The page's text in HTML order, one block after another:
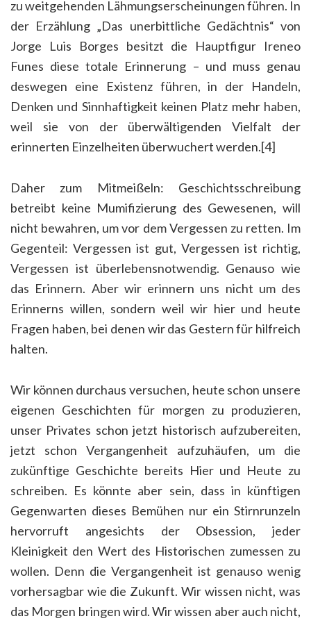
zu weitgehenden Lähmungserscheinungen führen. In
der Erzählung „Das unerbittliche Gedächtnis“ von
Jorge Luis Borges besitzt die Hauptfigur Ireneo
Funes diese totale Erinnerung – und muss genau
deswegen eine Existenz führen, in der Handeln,
Denken und Sinnhaftigkeit keinen Platz mehr haben,
weil sie von der überwältigenden Vielfalt der
erinnerten Einzelheiten überwuchert werden.[4]
Daher zum Mitmeißeln: Geschichtsschreibung
betreibt keine Mumifizierung des Gewesenen, will
nicht bewahren, um vor dem Vergessen zu retten. Im
Gegenteil: Vergessen ist gut, Vergessen ist richtig,
Vergessen ist überlebensnotwendig. Genauso wie
das Erinnern. Aber wir erinnern uns nicht um des
Erinnerns willen, sondern weil wir hier und heute
Fragen haben, bei denen wir das Gestern für hilfreich
halten.
Wir können durchaus versuchen, heute schon unsere
eigenen Geschichten für morgen zu produzieren,
unser Privates schon jetzt historisch aufzubereiten,
jetzt schon Vergangenheit aufzuhäufen, um die
zukünftige Geschichte bereits Hier und Heute zu
schreiben. Es könnte aber sein, dass in künftigen
Gegenwarten dieses Bemühen nur ein Stirnrunzeln
hervorruft angesichts der Obsession, jeder
Kleinigkeit den Wert des Historischen zumessen zu
wollen. Denn die Vergangenheit ist genauso wenig
vorhersagbar wie die Zukunft. Wir wissen nicht, was
das Morgen bringen wird. Wir wissen aber auch nicht,